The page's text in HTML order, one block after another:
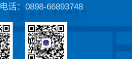
电话：0898-66893748